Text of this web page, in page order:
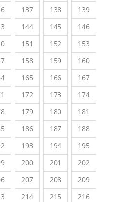
137 138
139
144 145
146
151 152
153
158 159
160
165 166
167
172 173
174
179 180
181
186 187
188
193 194
195
200 201
202
207 208
209
214 215
216